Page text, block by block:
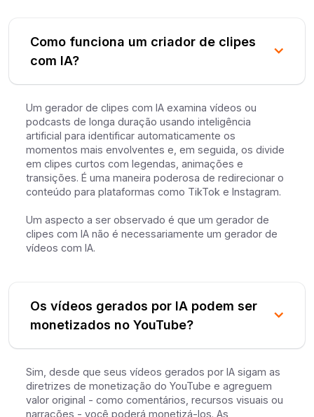
Como funciona um criador de clipes
com IA?
Um gerador de clipes com IA examina vídeos ou
podcasts de longa duração usando inteligência
artificial para identificar automaticamente os
momentos mais envolventes e, em seguida, os divide
em clipes curtos com legendas, animações e
transições. É uma maneira poderosa de redirecionar o
conteúdo para plataformas como TikTok e Instagram.
Um aspecto a ser observado é que um gerador de
clipes com IA não é necessariamente um gerador de
vídeos com IA.
Os vídeos gerados por IA podem ser
monetizados no YouTube?
Sim, desde que seus vídeos gerados por IA sigam as
diretrizes de monetização do YouTube e agreguem
valor original - como comentários, recursos visuais ou
narrações - você poderá monetizá-los. As